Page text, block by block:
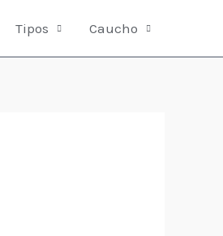
Tipos Caucho